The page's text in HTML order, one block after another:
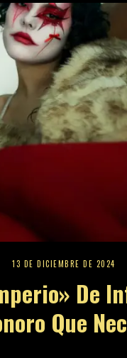
13 DE DICIEMBRE DE 2024
De
Que